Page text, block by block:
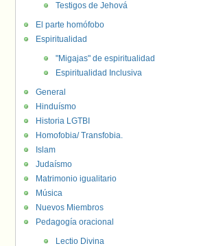
Testigos de Jehová
El parte homófobo
Espiritualidad
"Migajas" de espiritualidad
Espiritualidad Inclusiva
General
Hinduísmo
Historia LGTBI
Homofobia/ Transfobia.
Islam
Judaísmo
Matrimonio igualitario
Música
Nuevos Miembros
Pedagogía oracional
Lectio Divina